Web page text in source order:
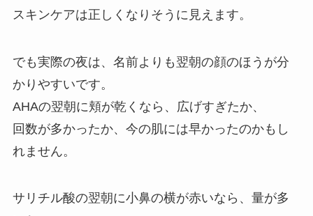
スキンケアは正しくなりそうに見えます。
でも実際の夜は、名前よりも翌朝の顔のほうが分
かりやすいです。
AHAの翌朝に頬が乾くなら、広げすぎたか、
回数が多かったか、今の肌には早かったのかもし
れません。
サリチル酸の翌朝に小鼻の横が赤いなら、量が多